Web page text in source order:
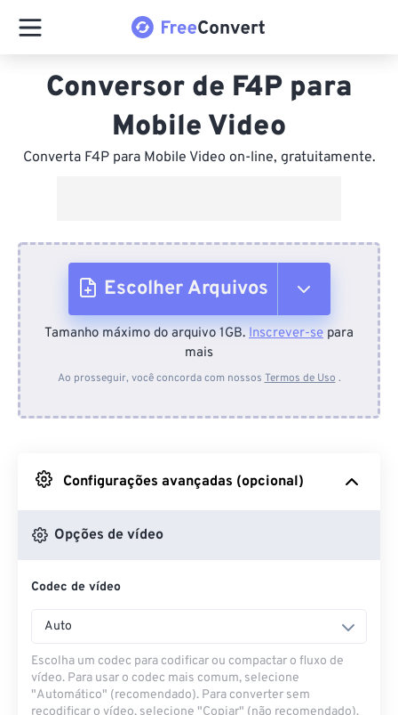
Conversor de F4P para
Mobile Video
Converta F4P para Mobile Video on-line, gratuitamente.
Escolher Arquivos
Do dispositivo
Do Google Drive
Do OneDrive
Tamanho máximo do arquivo 1GB. Inscrever-se para
mais
Ao prosseguir, você concorda com nossos Termos de Uso .
Configurações avançadas (opcional)
Opções de vídeo
Codec de vídeo
Auto
Escolha um codec para codificar ou compactar o fluxo de
vídeo. Para usar o codec mais comum, selecione
"Automático" (recomendado). Para converter sem
recodificar o vídeo, selecione "Copiar" (não recomendado).